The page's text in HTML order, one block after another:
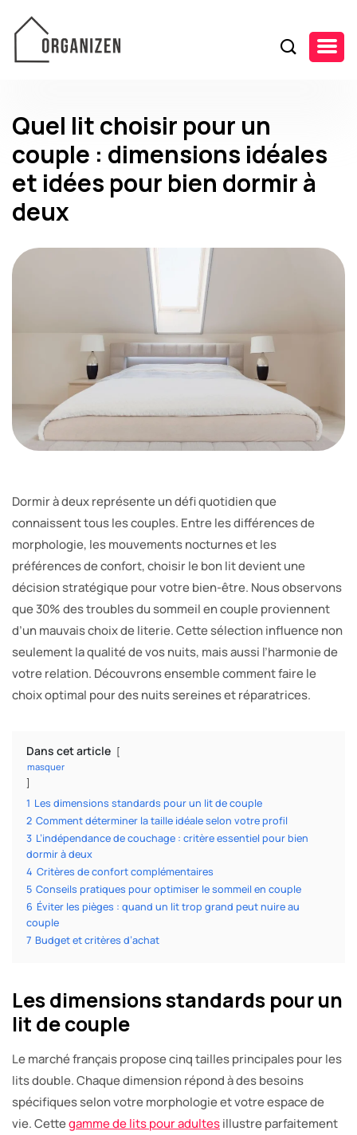
Quel lit choisir pour un
couple : dimensions idéales
et idées pour bien dormir à
deux
Dormir à deux représente un défi quotidien que
connaissent tous les couples. Entre les différences de
morphologie, les mouvements nocturnes et les
préférences de confort, choisir le bon lit devient une
décision stratégique pour votre bien-être. Nous observons
que 30% des troubles du sommeil en couple proviennent
d’un mauvais choix de literie. Cette sélection influence non
seulement la qualité de vos nuits, mais aussi l’harmonie de
votre relation. Découvrons ensemble comment faire le
choix optimal pour des nuits sereines et réparatrices.
Dans cet article
masquer
1 Les dimensions standards pour un lit de couple
2 Comment déterminer la taille idéale selon votre profil
3 L’indépendance de couchage : critère essentiel pour bien
dormir à deux
4 Critères de confort complémentaires
5 Conseils pratiques pour optimiser le sommeil en couple
6 Éviter les pièges : quand un lit trop grand peut nuire au
couple
7 Budget et critères d’achat
Les dimensions standards pour un
lit de couple
Le marché français propose cinq tailles principales pour les
lits double. Chaque dimension répond à des besoins
spécifiques selon votre morphologie et votre espace de
vie. Cettegamme de lits pour adultesillustre parfaitement